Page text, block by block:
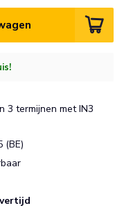
3 termijnen met IN3
(BE)